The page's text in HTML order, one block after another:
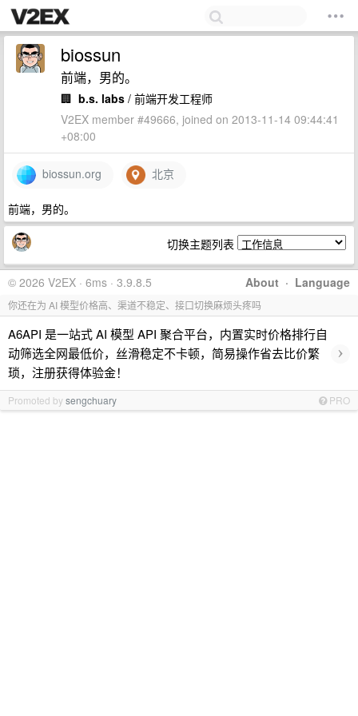
biossun
前端，男的。
🏢 b.s. labs / 前端开发工程师
V2EX member #49666, joined on 2013-11-14 09:44:41
+08:00
biossun.org 北京
前端，男的。
切换主题列表
About · Language
© 2026 V2EX · 6ms · 3.9.8.5
你还在为 AI 模型价格高、渠道不稳定、接口切换麻烦头疼吗
A6API 是一站式 AI 模型 API 聚合平台，内置实时价格排行自
动筛选全网最低价，丝滑稳定不卡顿，简易操作省去比价繁
琐，注册获得体验金！
›
Promoted bysengchuary PRO